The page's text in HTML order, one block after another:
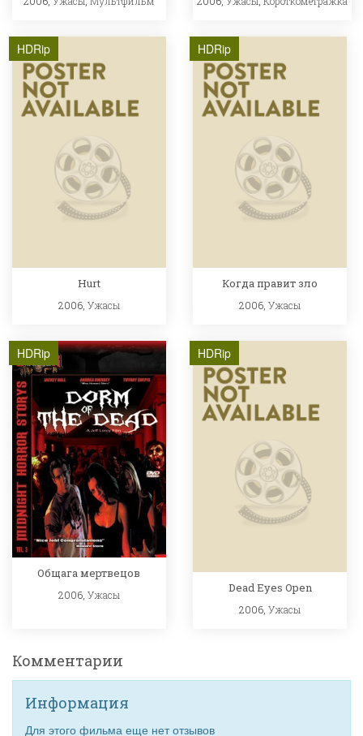
HDRip
Hurt
2006, Ужасы
HDRip
Когда правит зло
2006,Ужасы
HDRip
Общага мертвецов
2006, Ужасы
HDRip
Dead Eyes Open
2006,Ужасы
Комментарии
Информация
Для этого фильма еще нет отзывов